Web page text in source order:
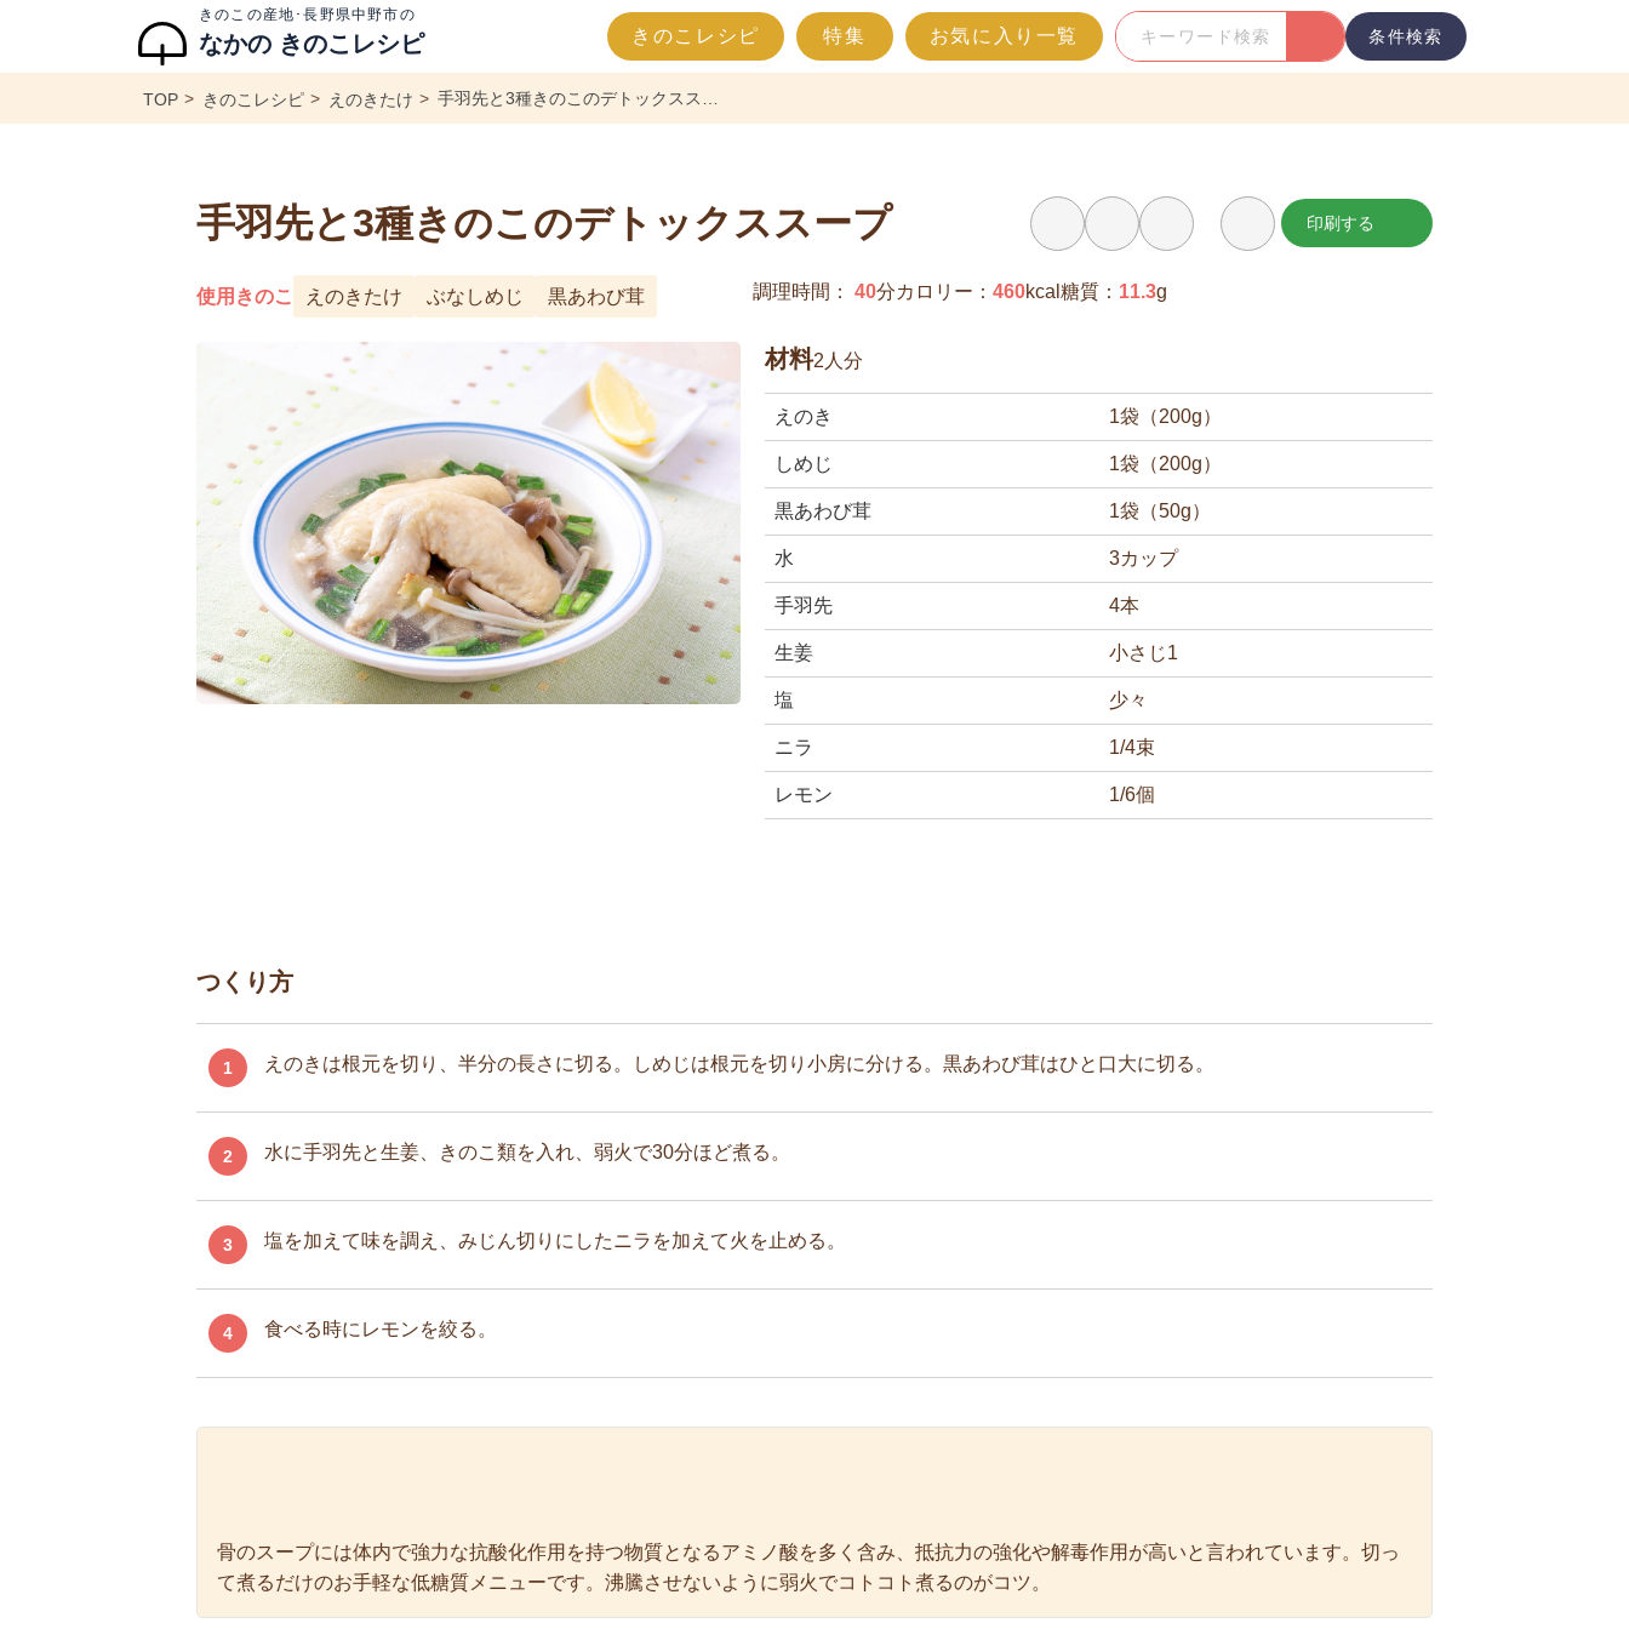
きのこの産地･長野県中野市の
なかの きのこレシピ きのこレシピ 特集 お気に入り一覧
キ
検
条件検索
TOP きのこレシピ えのきたけ 手羽先と3種きのこのデトックスス…
気
印刷する
手羽先と3種きのこのデトックススープ
使用きのこ えのきたけ ぶなしめじ 黒あわび茸 調理時間： 40分カロリー： 460kcal 糖質： 11.3g
材料2人分
えのき 1袋（200g）
しめじ 1袋（200g）
黒あわび茸 1袋（50g）
水 3カップ
手羽先 4本
生姜 小さじ1
塩 少々
ニラ 1/4束
レモン 1/6個
つくり方
1 えのきは根元を切り、半分の長さに切る。しめじは根元を切り小房に分ける。黒あわび茸はひと口大に切る。
2 水に手羽先と生姜、きのこ類を入れ、弱火で30分ほど煮る。
3 塩を加えて味を調え、みじん切りにしたニラを加えて火を止める。
4 食べる時にレモンを絞る。
骨のスープには体内で強力な抗酸化作用を持つ物質となるアミノ酸を多く含み、抵抗力の強化や解毒作用が高いと言われています。切っ
て煮るだけのお手軽な低糖質メニューです。沸騰させないように弱火でコトコト煮るのがコツ。